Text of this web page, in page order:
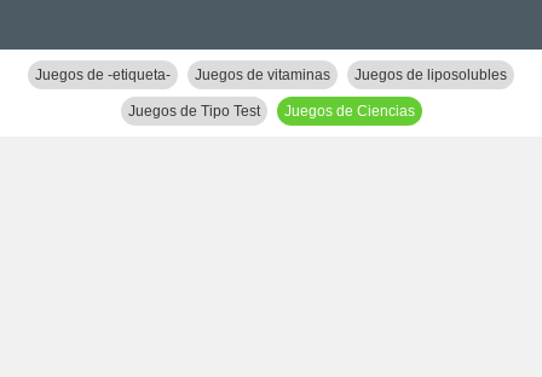
Juegos de -etiqueta- Juegos de vitaminas Juegos de liposolubles
Juegos de Tipo Test Juegos de Ciencias